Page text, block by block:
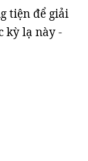
tiện để giải
kỳ lạ này -